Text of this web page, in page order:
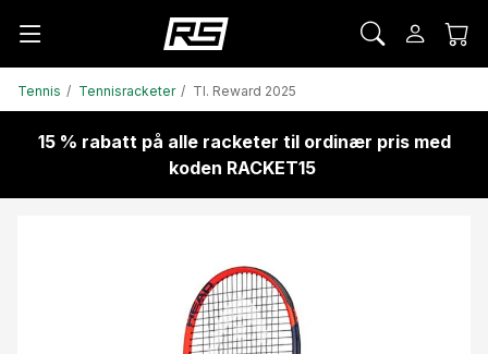
Tennis Tennisracketer TI. Reward 2025
15 % rabatt på alle racketer til ordinær pris med
koden RACKET15